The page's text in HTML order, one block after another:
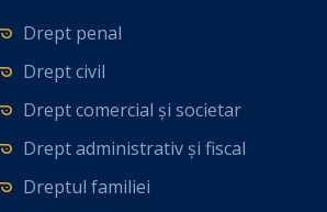
Drept penal
Drept civil
Drept comercial și societar
Drept administrativ și fiscal
Dreptul familiei